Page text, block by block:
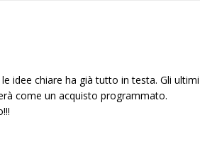
idee chiare ha già tutto in testa. Gli ultimi
come un acquisto programmato.